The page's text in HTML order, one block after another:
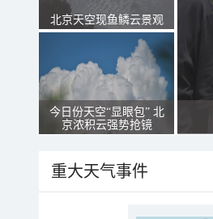
北京天空现鱼鳞云景观
今日份天空“显眼包” 北
京浓积云强势抢镜
重大天气事件